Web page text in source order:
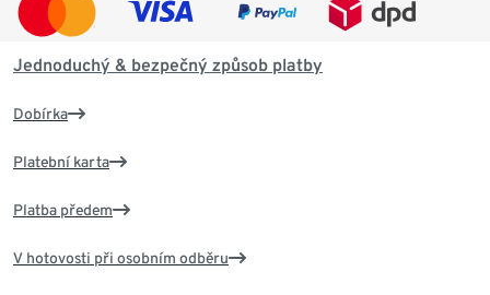
Jednoduchý & bezpečný způsob platby
Dobírka
Platební karta
Platba předem
V hotovosti při osobním odběru